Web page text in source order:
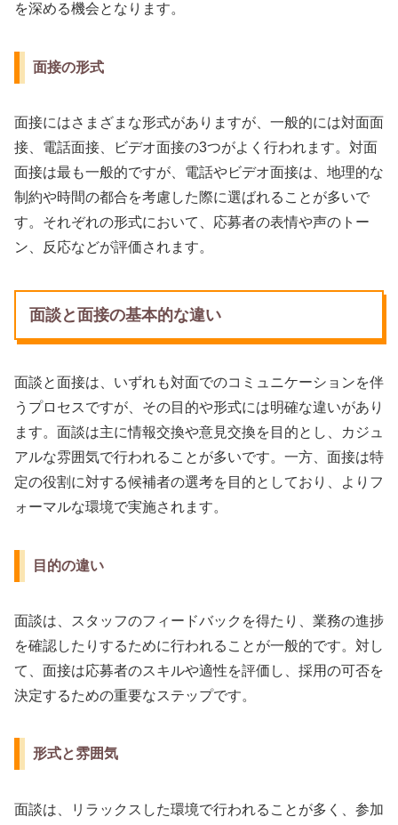
を深める機会となります。
面接の形式
面接にはさまざまな形式がありますが、一般的には対面面
接、電話面接、ビデオ面接の3つがよく行われます。対面
面接は最も一般的ですが、電話やビデオ面接は、地理的な
制約や時間の都合を考慮した際に選ばれることが多いで
す。それぞれの形式において、応募者の表情や声のトー
ン、反応などが評価されます。
面談と面接の基本的な違い
面談と面接は、いずれも対面でのコミュニケーションを伴
うプロセスですが、その目的や形式には明確な違いがあり
ます。面談は主に情報交換や意見交換を目的とし、カジュ
アルな雰囲気で行われることが多いです。一方、面接は特
定の役割に対する候補者の選考を目的としており、よりフ
ォーマルな環境で実施されます。
目的の違い
面談は、スタッフのフィードバックを得たり、業務の進捗
を確認したりするために行われることが一般的です。対し
て、面接は応募者のスキルや適性を評価し、採用の可否を
決定するための重要なステップです。
形式と雰囲気
面談は、リラックスした環境で行われることが多く、参加